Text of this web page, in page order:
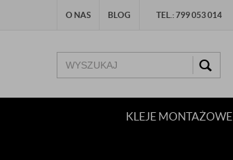
O NAS BLOG TEL.: 799 053 014
KLEJE MONTAŻOWE